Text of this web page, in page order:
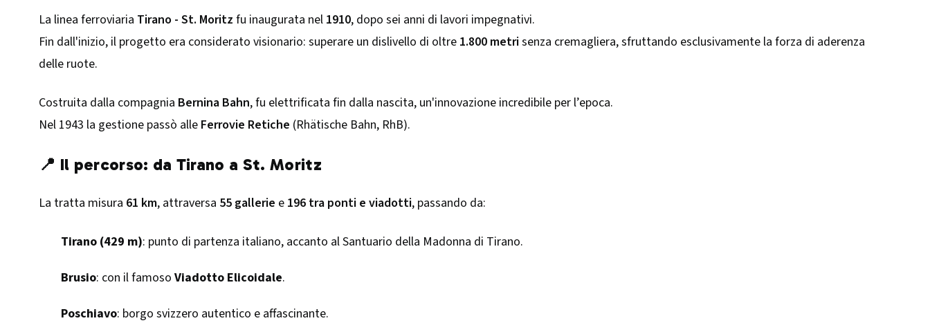
La linea ferroviaria Tirano - St. Moritz fu inaugurata nel 1910, dopo sei anni di lavori impegnativi.
Fin dall'inizio, il progetto era considerato visionario: superare un dislivello di oltre 1.800 metrisenza cremagliera, sfruttando esclusivamente la forza di aderenza
delle ruote.
Costruita dalla compagnia Bernina Bahn, fu elettrificata fin dalla nascita, un'innovazione incredibile per l’epoca.
Nel 1943 la gestione passò alle Ferrovie Retiche (Rhätische Bahn, RhB).
📍 Il percorso: da Tirano a St. Moritz
La tratta misura 61 km, attraversa 55 gallerie e 196 tra ponti e viadotti, passando da:
Tirano (429 m): punto di partenza italiano, accanto al Santuario della Madonna di Tirano.
Brusio: con il famoso Viadotto Elicoidale.
Poschiavo: borgo svizzero autentico e affascinante.